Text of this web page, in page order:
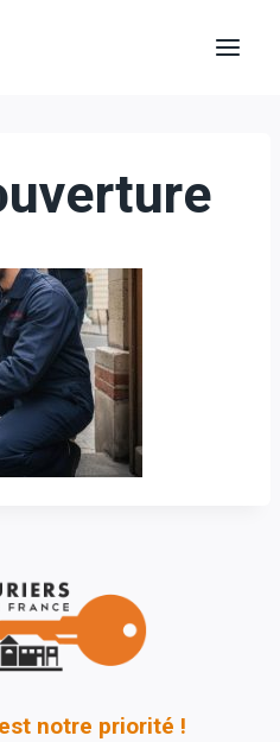
notre priorité !